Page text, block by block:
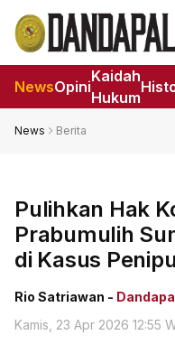
NewsOpini
Kaidah
Hukum
News Berita
Pulihkan Hak
Prabumulih
di Kasus
Rio Satriawan -
Kamis, 23 Apr 2026 12:55